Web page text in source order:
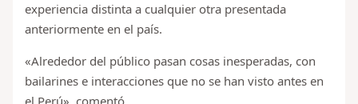
experiencia distinta a cualquier otra presentada
anteriormente en el país.
«Alrededor del público pasan cosas inesperadas, con
bailarines e interacciones que no se han visto antes en